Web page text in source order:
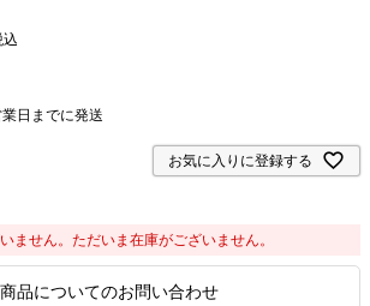
込
日までに発送
お気に入りに登録する
ません。ただいま在庫がございません。
商品についてのお問い合わせ